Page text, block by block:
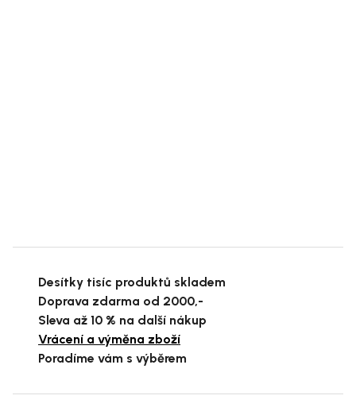
Desítky tisíc produktů skladem
Doprava zdarma od 2000,-
Sleva až 10 % na další nákup
Vrácení a výměna zboží
Poradíme vám s výběrem